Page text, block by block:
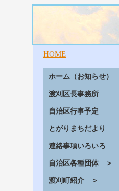
HOME
ホーム（お知らせ）
渡刈区長事務所
自治区行事予定
とがりまちだより
連絡事項いろいろ
自治区各種団体 ＞
渡刈町紹介 ＞